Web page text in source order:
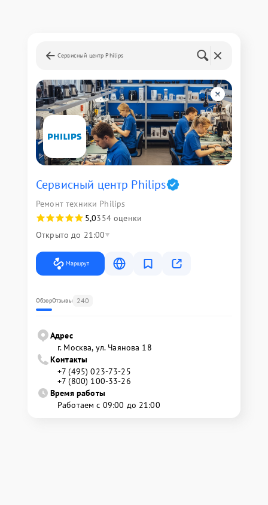
Сервисный центр Philips
Сервисный центр Philips
Ремонт техники Philips
5,0354 оценки
Открыто до 21:00
Маршрут
ОбзорОтзывы 240
Адрес
г. Москва, ул. Чаянова 18
Контакты
+7 (495) 023-73-25
+7 (800) 100-33-26
Время работы
Работаем с 09:00 до 21:00